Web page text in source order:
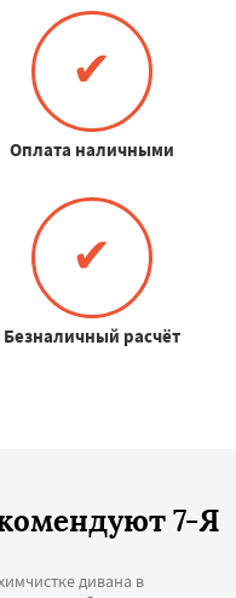
✔
Оплата наличными
✔
Безналичный расчёт
7-Я
дивана в